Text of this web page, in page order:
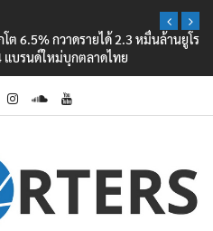
ต 6.5% กวาดรายได้ 2.3 หมื่นล้านยูโร
แบรนด์ใหม่บุกตลาดไทย